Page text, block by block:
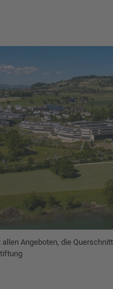
Angeboten, die